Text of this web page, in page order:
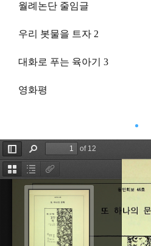
월례논단 줄임글
우리 봇물을 트자 2
대화로 푸는 육아기 3
영화평